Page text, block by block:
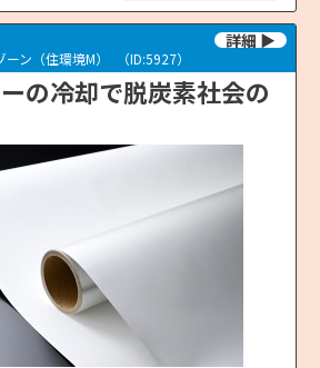
ン（住環境M） （ID:5927）
の冷却で脱炭素社会の